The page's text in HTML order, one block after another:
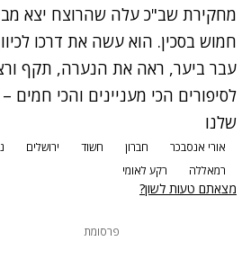
מחקירת שב"כ עלה שהרוצח יצא
חמוש בסכין. הוא עשה את דרכו
עבר ביער, ראה את הנערה, תקף
לסיפורים הכי מעניינים והכי חמים
שלנו
אורי אנסבכר חברון חשוד ירושלים
רמאללה
רקע לאומי
מצאתם טעות לשון?
פרסומת